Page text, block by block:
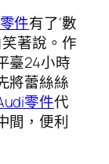
件有了‘數
著說。作
臺24小時
將蕾絲絲
零件代
間，便利